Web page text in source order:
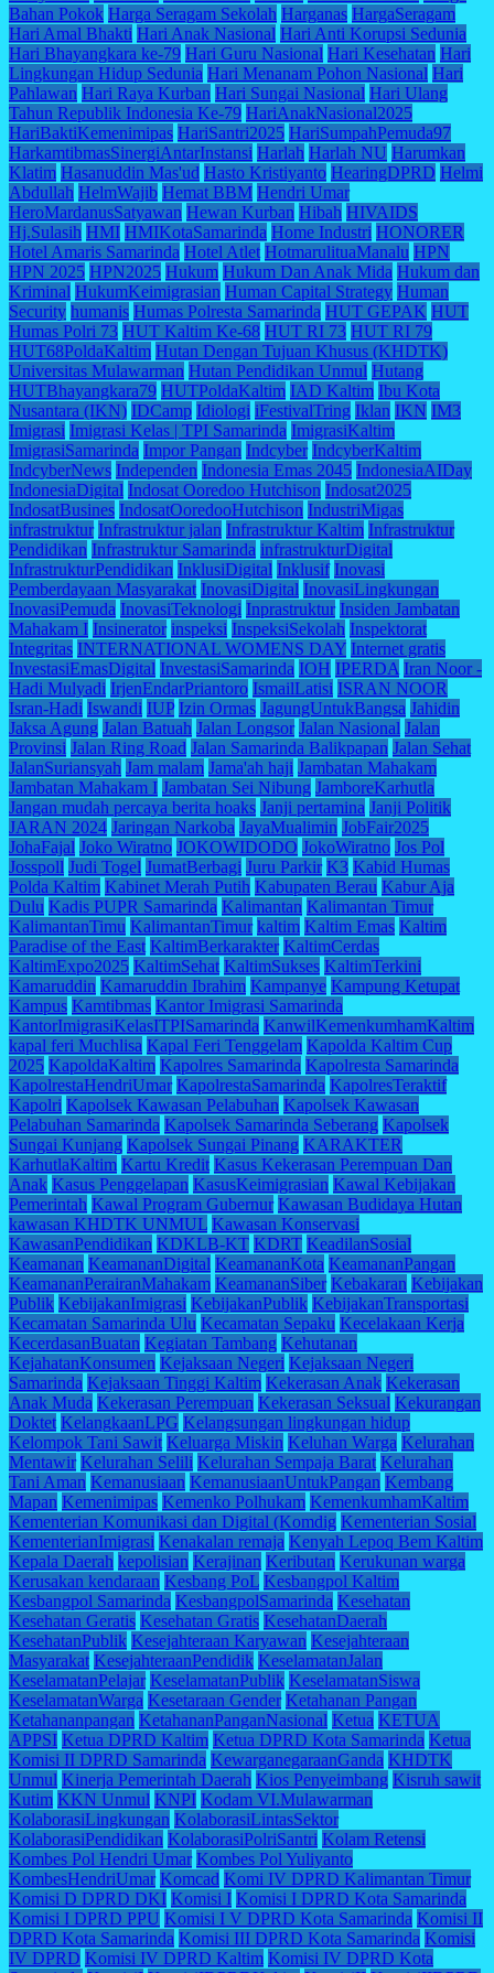
Bahan Pokok Harga Seragam Sekolah Harganas HargaSeragam
Hari Amal Bhakti Hari Anak Nasional Hari Anti Korupsi Sedunia
Hari Bhayangkara ke-79 Hari Guru Nasional Hari Kesehatan Hari
Lingkungan Hidup Sedunia Hari Menanam Pohon Nasional Hari
Pahlawan Hari Raya Kurban Hari Sungai Nasional Hari Ulang
Tahun Republik Indonesia Ke-79 HariAnakNasional2025
HariBaktiKemenimipas HariSantri2025 HariSumpahPemuda97
HarkamtibmasSinergiAntarInstansi Harlah Harlah NU Harumkan
Klatim Hasanuddin Mas'ud Hasto Kristiyanto HearingDPRD Helmi
Abdullah HelmWajib Hemat BBM Hendri Umar
HeroMardanusSatyawan Hewan Kurban Hibah HIVAIDS
Hj.Sulasih HMI HMIKotaSamarinda Home Industri HONORER
Hotel Amaris Samarinda Hotel Atlet HotmarulituaManalu HPN
HPN 2025 HPN2025 Hukum Hukum Dan Anak Mida Hukum dan
Kriminal HukumKeimigrasian Human Capital Strategy Human
Security humanis Humas Polresta Samarinda HUT GEPAK HUT
Humas Polri 73 HUT Kaltim Ke-68 HUT RI 73 HUT RI 79
HUT68PoldaKaltim Hutan Dengan Tujuan Khusus (KHDTK)
Universitas Mulawarman Hutan Pendidikan Unmul Hutang
HUTBhayangkara79 HUTPoldaKaltim IAD Kaltim Ibu Kota
Nusantara (IKN) IDCamp Idiologi iFestivalTring Iklan IKN IM3
Imigrasi Imigrasi Kelas | TPI Samarinda ImigrasiKaltim
ImigrasiSamarinda Impor Pangan Indcyber IndcyberKaltim
IndcyberNews Independen Indonesia Emas 2045 IndonesiaAIDay
IndonesiaDigital Indosat Ooredoo Hutchison Indosat2025
IndosatBusines IndosatOoredooHutchison IndustriMigas
infrastruktur Infrastruktur jalan Infrastruktur Kaltim Infrastruktur
Pendidikan Infrastruktur Samarinda infrastrukturDigital
InfrastrukturPendidikan InklusiDigital Inklusif Inovasi
Pemberdayaan Masyarakat InovasiDigital InovasiLingkungan
InovasiPemuda InovasiTeknologi Inprastruktur Insiden Jambatan
Mahakam I Insinerator inspeksi InspeksiSekolah Inspektorat
Integritas INTERNATIONAL WOMENS DAY Internet gratis
InvestasiEmasDigital InvestasiSamarinda IOH IPERDA Iran Noor -
Hadi Mulyadi IrjenEndarPriantoro IsmailLatisi ISRAN NOOR
Isran-Hadi Iswandi IUP Izin Ormas JagungUntukBangsa Jahidin
Jaksa Agung Jalan Batuah Jalan Longsor Jalan Nasional Jalan
Provinsi Jalan Ring Road Jalan Samarinda Balikpapan Jalan Sehat
JalanSuriansyah Jam malam Jama'ah haji Jambatan Mahakam
Jambatan Mahakam I Jambatan Sei Nibung JamboreKarhutla
Jangan mudah percaya berita hoaks Janji pertamina Janji Politik
JARAN 2024 Jaringan Narkoba JayaMualimin JobFair2025
JohaFajal Joko Wiratno JOKOWIDODO JokoWiratno Jos Pol
Josspoll Judi Togel JumatBerbagi Juru Parkir K3 Kabid Humas
Polda Kaltim Kabinet Merah Putih Kabupaten Berau Kabur Aja
Dulu Kadis PUPR Samarinda Kalimantan Kalimantan Timur
KalimantanTimu KalimantanTimur kaltim Kaltim Emas Kaltim
Paradise of the East KaltimBerkarakter KaltimCerdas
KaltimExpo2025 KaltimSehat KaltimSukses KaltimTerkini
Kamaruddin Kamaruddin Ibrahim Kampanye Kampung Ketupat
Kampus Kamtibmas Kantor Imigrasi Samarinda
KantorImigrasiKelasITPISamarinda KanwilKemenkumhamKaltim
kapal feri Muchlisa Kapal Feri Tenggelam Kapolda Kaltim Cup
2025 KapoldaKaltim Kapolres Samarinda Kapolresta Samarinda
KapolrestaHendriUmar KapolrestaSamarinda KapolresTeraktif
Kapolri Kapolsek Kawasan Pelabuhan Kapolsek Kawasan
Pelabuhan Samarinda Kapolsek Samarinda Seberang Kapolsek
Sungai Kunjang Kapolsek Sungai Pinang KARAKTER
KarhutlaKaltim Kartu Kredit Kasus Kekerasan Perempuan Dan
Anak Kasus Penggelapan KasusKeimigrasian Kawal Kebijakan
Pemerintah Kawal Program Gubernur Kawasan Budidaya Hutan
kawasan KHDTK UNMUL Kawasan Konservasi
KawasanPendidikan KDKLB-KT KDRT KeadilanSosial
Keamanan KeamananDigital KeamananKota KeamananPangan
KeamananPerairanMahakam KeamananSiber Kebakaran Kebijakan
Publik KebijakanImigrasi KebijakanPublik KebijakanTransportasi
Kecamatan Samarinda Ulu Kecamatan Sepaku Kecelakaan Kerja
KecerdasanBuatan Kegiatan Tambang Kehutanan
KejahatanKonsumen Kejaksaan Negeri Kejaksaan Negeri
Samarinda Kejaksaan Tinggi Kaltim Kekerasan Anak Kekerasan
Anak Muda Kekerasan Perempuan Kekerasan Seksual Kekurangan
Doktet KelangkaanLPG Kelangsungan lingkungan hidup
Kelompok Tani Sawit Keluarga Miskin Keluhan Warga Kelurahan
Mentawir Kelurahan Selili Kelurahan Sempaja Barat Kelurahan
Tani Aman Kemanusiaan KemanusiaanUntukPangan Kembang
Mapan Kemenimipas Kemenko Polhukam KemenkumhamKaltim
Kementerian Komunikasi dan Digital (Komdig Kementerian Sosial
KementerianImigrasi Kenakalan remaja Kenyah Lepoq Bem Kaltim
Kepala Daerah kepolisian Kerajinan Keributan Kerukunan warga
Kerusakan kendaraan Kesbang PoL Kesbangpol Kaltim
Kesbangpol Samarinda KesbangpolSamarinda Kesehatan
Kesehatan Geratis Kesehatan Gratis KesehatanDaerah
KesehatanPublik Kesejahteraan Karyawan Kesejahteraan
Masyarakat KesejahteraanPendidik KeselamatanJalan
KeselamatanPelajar KeselamatanPublik KeselamatanSiswa
KeselamatanWarga Kesetaraan Gender Ketahanan Pangan
Ketahananpangan KetahananPanganNasional Ketua KETUA
APPSI Ketua DPRD Kaltim Ketua DPRD Kota Samarinda Ketua
Komisi II DPRD Samarinda KewarganegaraanGanda KHDTK
Unmul Kinerja Pemerintah Daerah Kios Penyeimbang Kisruh sawit
Kutim KKN Unmul KNPI Kodam VI.Mulawarman
KolaborasiLingkungan KolaborasiLintasSektor
KolaborasiPendidikan KolaborasiPolriSantri Kolam Retensi
Kombes Pol Hendri Umar Kombes Pol Yuliyanto
KombesHendriUmar Komcad Komi IV DPRD Kalimantan Timur
Komisi D DPRD DKI Komisi I Komisi I DPRD Kota Samarinda
Komisi I DPRD PPU Komisi I V DPRD Kota Samarinda Komisi II
DPRD Kota Samarinda Komisi III DPRD Kota Samarinda Komisi
IV DPRD Komisi IV DPRD Kaltim Komisi IV DPRD Kota